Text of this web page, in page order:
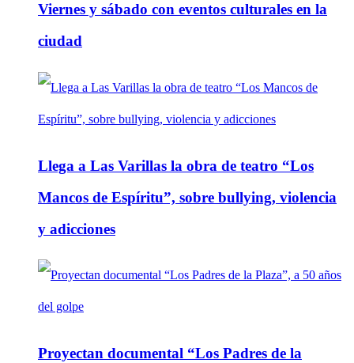
Viernes y sábado con eventos culturales en la
ciudad
Llega a Las Varillas la obra de teatro “Los
Mancos de Espíritu”, sobre bullying, violencia
y adicciones
Proyectan documental “Los Padres de la